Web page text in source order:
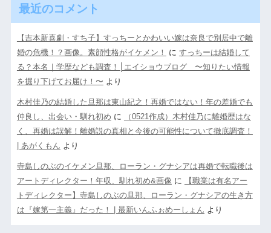
最近のコメント
【吉本新喜劇・すち子】すっちーとかわいい嫁は奈良で別居中で離
婚の危機！？画像。素顔性格がイケメン！
に すっちーは結婚して
る？本名｜学歴なども調査！│エイショウブログ 〜知りたい情報
を掘り下げてお届け！〜 より
木村佳乃の結婚した旦那は東山紀之！再婚ではない！年の差婚でも
仲良し、出会い・馴れ初め に
（0521作成）木村佳乃に離婚歴はな
く、再婚は誤解！離婚説の真相と今後の可能性について徹底調査！
| あがくもん より
寺島しのぶのイケメン旦那、ローラン・グナシアは再婚で転職後は
アートディレクター！年収、馴れ初め&画像 に
【職業は有名アー
トディレクター】寺島しのぶの旦那、ローラン・グナシアの生き方
は『嫁第一主義』だった！ | 最新いんふぉめーしょん より